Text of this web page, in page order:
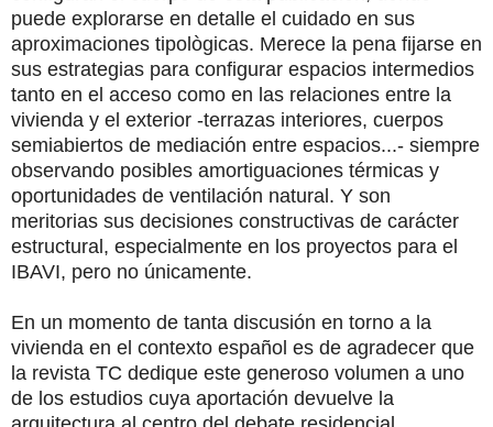
puede explorarse en detalle el cuidado en sus
aproximaciones tipològicas. Merece la pena fijarse en
sus estrategias para configurar espacios intermedios
tanto en el acceso como en las relaciones entre la
vivienda y el exterior -terrazas interiores, cuerpos
semiabiertos de mediación entre espacios...- siempre
observando posibles amortiguaciones térmicas y
oportunidades de ventilación natural. Y son
meritorias sus decisiones constructivas de carácter
estructural, especialmente en los proyectos para el
IBAVI, pero no únicamente.
En un momento de tanta discusión en torno a la
vivienda en el contexto español es de agradecer que
la revista TC dedique este generoso volumen a uno
de los estudios cuya aportación devuelve la